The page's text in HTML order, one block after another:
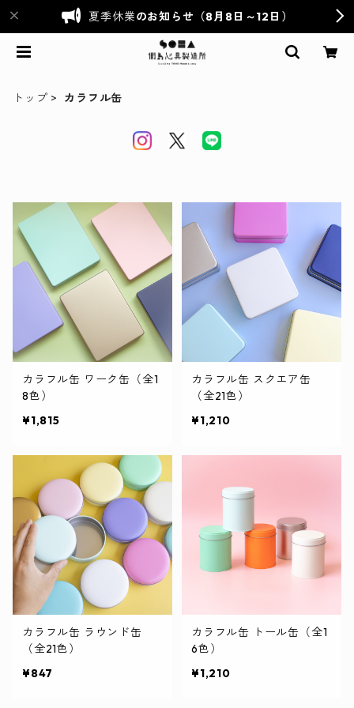
夏季休業のお知らせ（8月8日～12日）
トップ カラフル缶
カラフル缶 ワーク缶（全1
8色）
¥1,815
カラフル缶 スクエア缶
（全21色）
¥1,210
カラフル缶 ラウンド缶
（全21色）
¥847
カラフル缶 トール缶（全1
6色）
¥1,210